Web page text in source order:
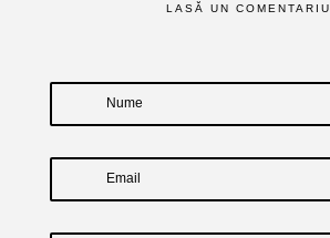
LASĂ UN COMENTARIU
Nume
Email